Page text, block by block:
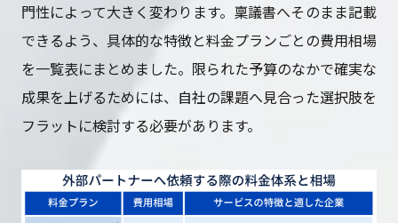
門性によって大きく変わります。稟議書へそのまま記載
できるよう、具体的な特徴と料金プランごとの費用相場
を一覧表にまとめました。限られた予算のなかで確実な
成果を上げるためには、自社の課題へ見合った選択肢を
フラットに検討する必要があります。